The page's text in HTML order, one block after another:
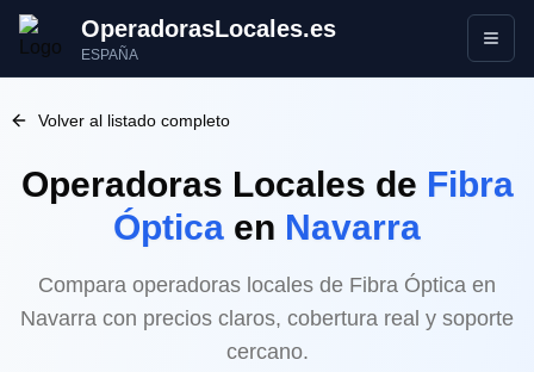
OperadorasLocales.es
ESPAÑA Abrir
Volver al listado completo
Operadoras Locales de Fibra
Óptica en Navarra
Compara operadoras locales de Fibra Óptica en
Navarra con precios claros, cobertura real y soporte
cercano.